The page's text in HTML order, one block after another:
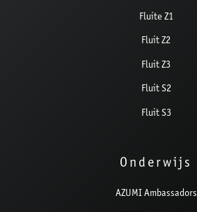
Fluite Z1
Fluit Z2
Fluit Z3
Fluit S2
Fluit S3
Onderwijs
AZUMI Ambassadors